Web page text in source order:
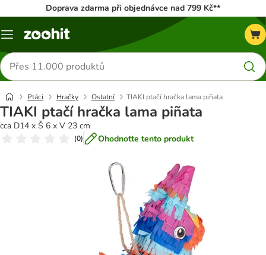
Doprava zdarma při objednávce nad 799 Kč**
Menu
Hledat
produkty
Ptáci Hračky Ostatní TIAKI ptačí hračka lama piñata
TIAKI ptačí hračka lama piñata
cca D14 x Š 6 x V 23 cm
(0) Ohodnoťte tento produkt